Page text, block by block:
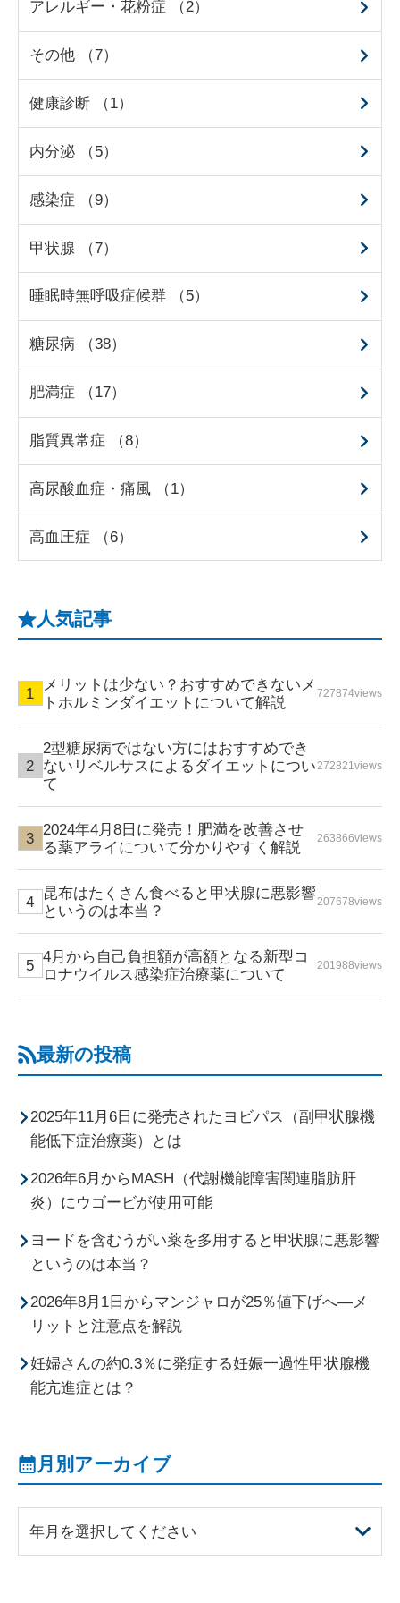
アレルギー・花粉症 （2）
その他 （7）
健康診断 （1）
内分泌 （5）
感染症 （9）
甲状腺 （7）
睡眠時無呼吸症候群 （5）
糖尿病 （38）
肥満症 （17）
脂質異常症 （8）
高尿酸血症・痛風 （1）
高血圧症 （6）
人気記事
メリットは少ない？おすすめできないメ
トホルミンダイエットについて解説
727874views
2型糖尿病ではない方にはおすすめでき
ないリベルサスによるダイエットについ
て
272821views
2024年4月8日に発売！肥満を改善させ
る薬アライについて分かりやすく解説
263866views
昆布はたくさん食べると甲状腺に悪影響
というのは本当？
207678views
4月から自己負担額が高額となる新型コ
ロナウイルス感染症治療薬について
201988views
最新の投稿
2025年11月6日に発売されたヨビパス（副甲状腺機
能低下症治療薬）とは
2026年6月からMASH（代謝機能障害関連脂肪肝
炎）にウゴービが使用可能
ヨードを含むうがい薬を多用すると甲状腺に悪影響
というのは本当？
2026年8月1日からマンジャロが25％値下げへ―メ
リットと注意点を解説
妊婦さんの約0.3％に発症する妊娠一過性甲状腺機
能亢進症とは？
月別アーカイブ
年月を選択してください